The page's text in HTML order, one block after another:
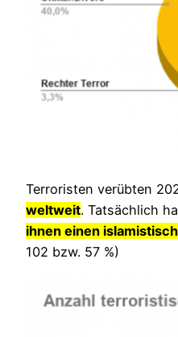
Terroristen verübten
weltweit. Tatsächlich
ihnen einen
102 bzw. 57 %)